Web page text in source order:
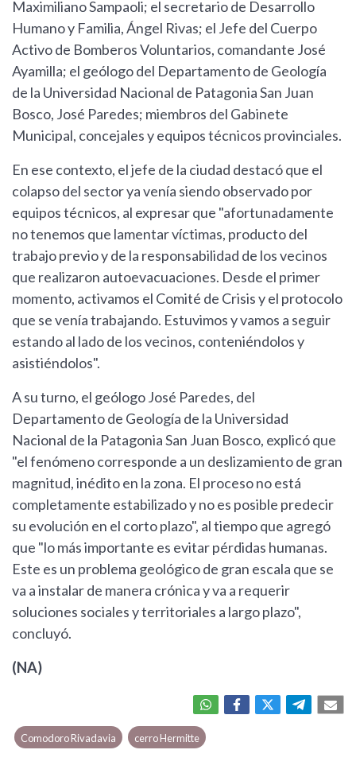
Maximiliano Sampaoli; el secretario de Desarrollo
Humano y Familia, Ángel Rivas; el Jefe del Cuerpo
Activo de Bomberos Voluntarios, comandante José
Ayamilla; el geólogo del Departamento de Geología
de la Universidad Nacional de Patagonia San Juan
Bosco, José Paredes; miembros del Gabinete
Municipal, concejales y equipos técnicos provinciales.
En ese contexto, el jefe de la ciudad destacó que el
colapso del sector ya venía siendo observado por
equipos técnicos, al expresar que "afortunadamente
no tenemos que lamentar víctimas, producto del
trabajo previo y de la responsabilidad de los vecinos
que realizaron autoevacuaciones. Desde el primer
momento, activamos el Comité de Crisis y el protocolo
que se venía trabajando. Estuvimos y vamos a seguir
estando al lado de los vecinos, conteniéndolos y
asistiéndolos".
A su turno, el geólogo José Paredes, del
Departamento de Geología de la Universidad
Nacional de la Patagonia San Juan Bosco, explicó que
"el fenómeno corresponde a un deslizamiento de gran
magnitud, inédito en la zona. El proceso no está
completamente estabilizado y no es posible predecir
su evolución en el corto plazo", al tiempo que agregó
que "lo más importante es evitar pérdidas humanas.
Este es un problema geológico de gran escala que se
va a instalar de manera crónica y va a requerir
soluciones sociales y territoriales a largo plazo",
concluyó.
(NA)
Comodoro Rivadavia cerro Hermitte